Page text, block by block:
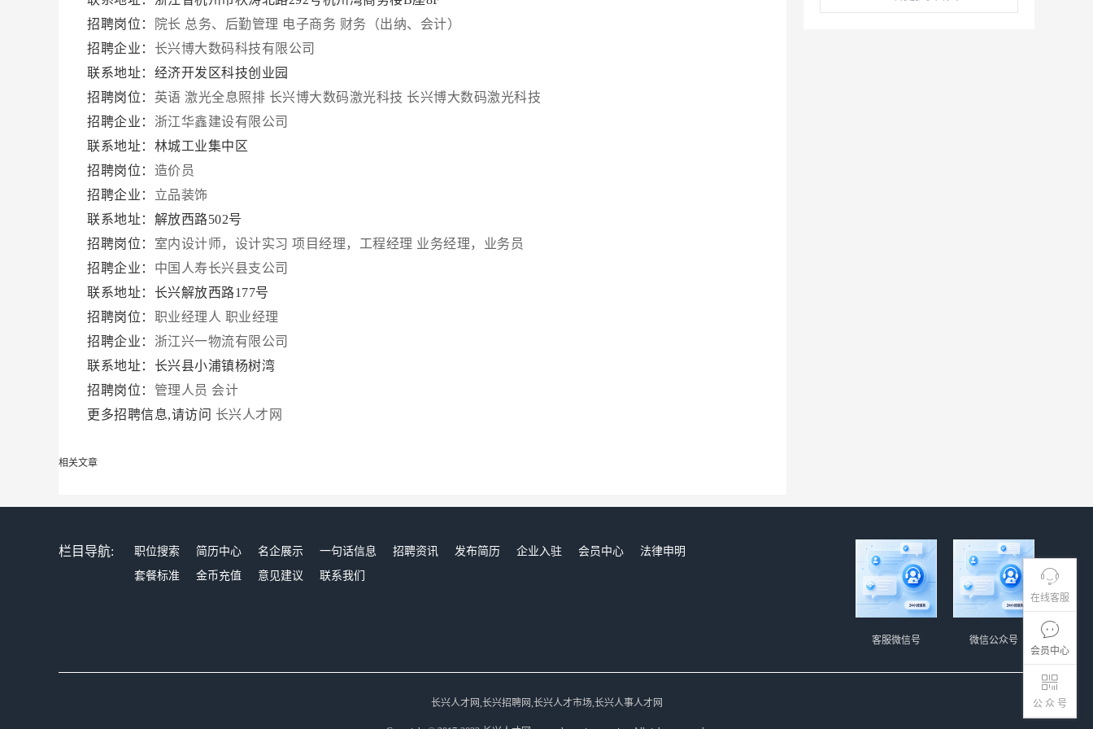
在线客服
会员中心
公 众 号
招聘岗位：
院长 总务、后勤管理 电子商务 财务（出纳、会计）
招聘企业： 长兴博大数码科技有限公司
联系地址：经济开发区科技创业园
招聘岗位： 英语 激光全息照排 长兴博大数码激光科技 长兴博大数码激光科技
招聘企业： 浙江华鑫建设有限公司
联系地址：林城工业集中区
招聘岗位： 造价员
招聘企业： 立品装饰
联系地址：解放西路502号
招聘岗位： 室内设计师，设计实习 项目经理，工程经理 业务经理，业务员
招聘企业： 中国人寿长兴县支公司
联系地址：长兴解放西路177号
招聘岗位： 职业经理人 职业经理
招聘企业： 浙江兴一物流有限公司
联系地址：长兴县小浦镇杨树湾
招聘岗位： 管理人员 会计
更多招聘信息,请访问 长兴人才网
相关文章
栏目导航: 职位搜索 简历中心 名企展示 一句话信息 招聘资讯 发布简历 企业入驻 会员中心
法律申明
套餐标准
金币充值 意见建议 联系我们
微信公众号
客服微信号
长兴人才网,长兴招聘网,长兴人才市场,长兴人事人才网